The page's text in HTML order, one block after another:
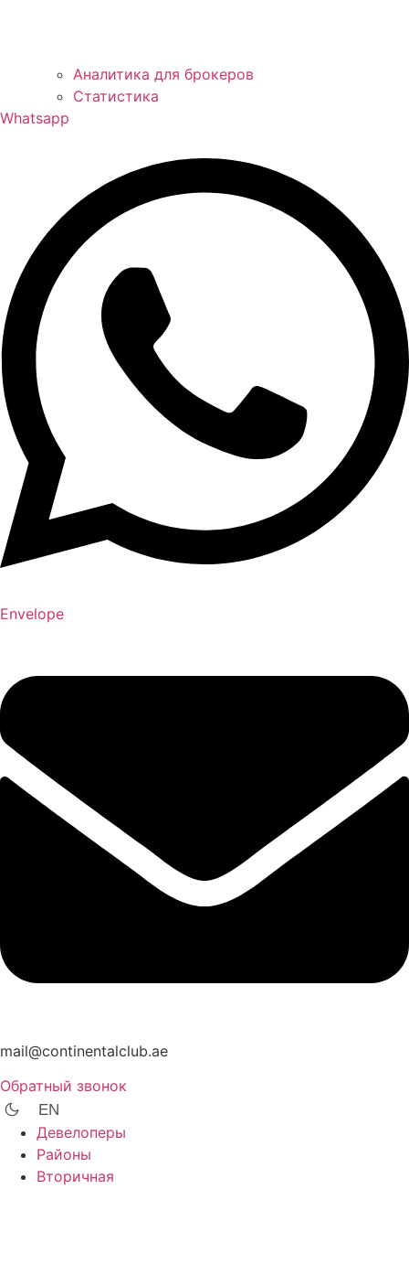
Аналитика для брокеров
Статистика
Whatsapp
Envelope
mail@continentalclub.ae
Обратный звонок
EN
Девелоперы
Районы
Вторичная